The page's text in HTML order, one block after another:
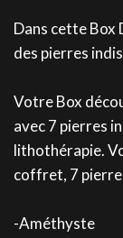
Dans cette
des pierres
Votre Box
avec 7 pierres
lithothérapie.
coffret, 7
-Améthyste